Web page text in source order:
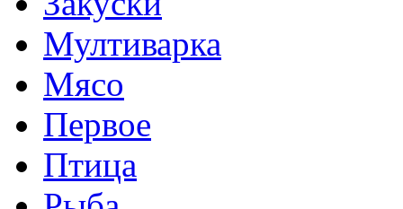
Мултиварка
Мясо
Первое
Птица